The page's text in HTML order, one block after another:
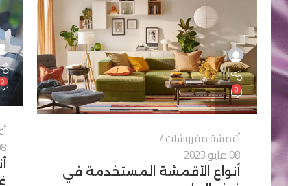
0
أقمشة مفروشات
08 مايو 2023
أنواع الأقمشة المستخدمة في
0
08